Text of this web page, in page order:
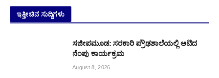
ಇತ್ತೀಚಿನ ಸುದ್ದಿಗಳು
ಸಜೀಪಮೂಡ: ಸರಕಾರಿ ಪ್ರೌಢಶಾಲೆಯಲ್ಲಿ ಆಟಿದ
ನೆಂಪು ಕಾರ್ಯಕ್ರಮ
August 8, 2026